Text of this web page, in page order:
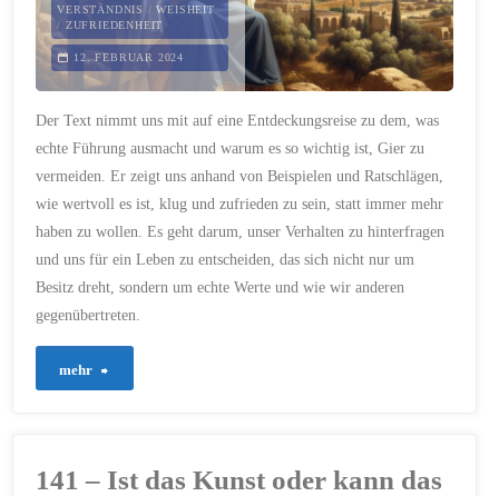
Hass
im
VERSTÄNDNIS /WEISHEIT
/ ZUFRIEDENHEIT
12. FEBRUAR 2024
Der Text nimmt uns mit auf eine Entdeckungsreise zu dem, was
echte Führung ausmacht und warum es so wichtig ist, Gier zu
vermeiden. Er zeigt uns anhand von Beispielen und Ratschlägen,
wie wertvoll es ist, klug und zufrieden zu sein, statt immer mehr
haben zu wollen. Es geht darum, unser Verhalten zu hinterfragen
und uns für ein Leben zu entscheiden, das sich nicht nur um
Besitz dreht, sondern um echte Werte und wie wir anderen
gegenübertreten.
mehr
141 – Ist das Kunst oder kann das